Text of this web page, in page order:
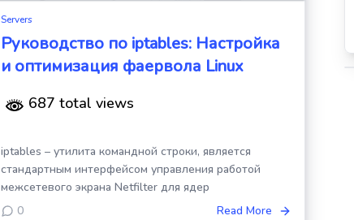
Servers
Руководство по iptables: Настройка
и оптимизация фаервола Linux
687 total views
iptables – утилита командной строки, является
стандартным интерфейсом управления работой
межсетевого экрана Netfilter для ядер
0
Read More